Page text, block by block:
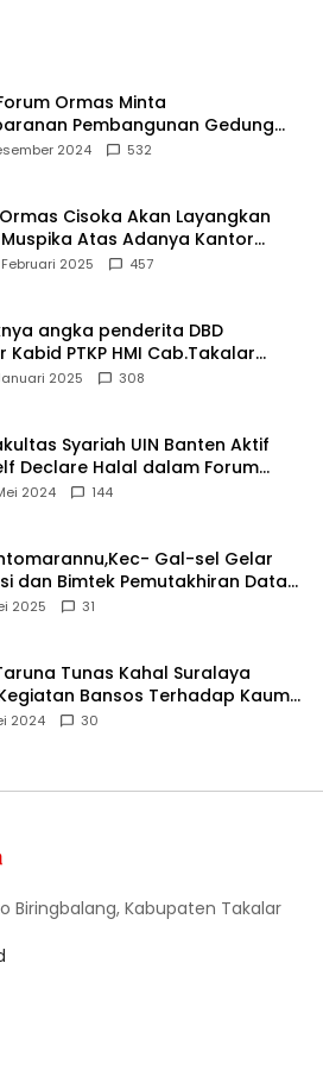
Ormas Minta
Pembangunan Gedung
Kecamatan Cisoka
2024 532
Cisoka Akan Layangkan
Atas Adanya Kantor
2025 457
angka penderita DBD
Kabid PTKP HMI Cab.Takalar
2025 308
Syariah UIN Banten Aktif
Declare Halal dalam Forum
MUI
2024 144
Gal-sel Gelar
dan Bimtek Pemutakhiran Data
2025 31
Tunas Kahal Suralaya
Bansos Terhadap Kaum
Anak Yatim-Piatu
2024 30
Biringbalang, Kabupaten Takalar